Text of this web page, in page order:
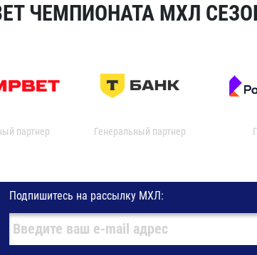
ЧЕМПИОНАТА МХЛ
партнер Генеральный партнер
Подпишитесь на рассылку МХЛ: